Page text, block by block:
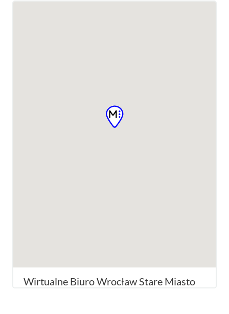
Wirtualne Biuro Wrocław Stare Miasto